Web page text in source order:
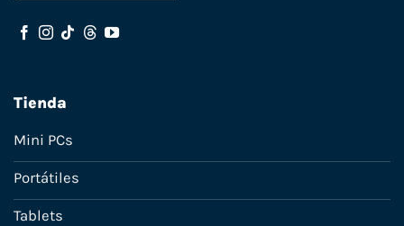
Tienda
Mini PCs
Portátiles
Tablets